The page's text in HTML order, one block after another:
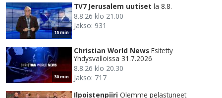
15 min
TV7 Jerusalem uutiset la 8.8.
8.8.26 klo 21.00
Jakso: 931
30 min
Christian World News Esitetty
Yhdysvalloissa 31.7.2026
8.8.26 klo 20.30
Jakso: 717
Ilpoistenpiiri Olemme pelastuneet